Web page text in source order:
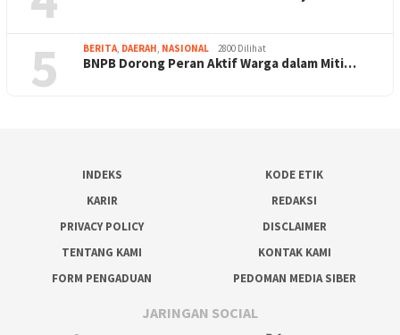
5 BERITA, DAERAH, NASIONAL 2800 Dilihat
BNPB Dorong Peran Aktif Warga dalam Miti…
INDEKS
KODE ETIK
KARIR
REDAKSI
PRIVACY POLICY
DISCLAIMER
TENTANG KAMI
KONTAK KAMI
FORM PENGADUAN
PEDOMAN MEDIA SIBER
JARINGAN SOCIAL